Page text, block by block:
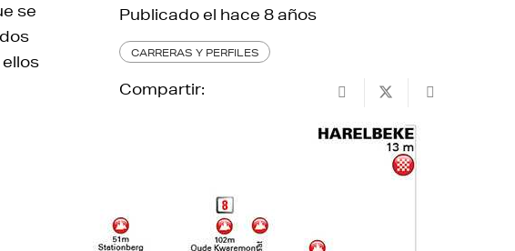
se
ellos
Publicado el hace 8 años
CARRERAS Y PERFILES
Compartir: